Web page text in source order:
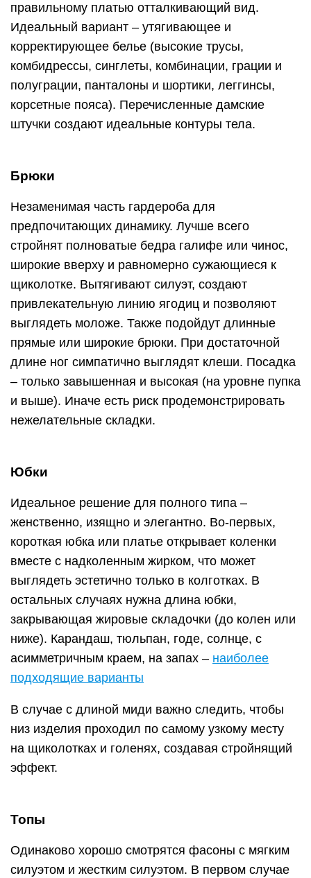
правильному платью отталкивающий вид.
Идеальный вариант – утягивающее и
корректирующее белье (высокие трусы,
комбидрессы, синглеты, комбинации, грации и
полуграции, панталоны и шортики, леггинсы,
корсетные пояса). Перечисленные дамские
штучки создают идеальные контуры тела.
Брюки
Незаменимая часть гардероба для
предпочитающих динамику. Лучше всего
стройнят полноватые бедра галифе или чинос,
широкие вверху и равномерно сужающиеся к
щиколотке. Вытягивают силуэт, создают
привлекательную линию ягодиц и позволяют
выглядеть моложе. Также подойдут длинные
прямые или широкие брюки. При достаточной
длине ног симпатично выглядят клеши. Посадка
– только завышенная и высокая (на уровне пупка
и выше). Иначе есть риск продемонстрировать
нежелательные складки.
Юбки
Идеальное решение для полного типа –
женственно, изящно и элегантно. Во-первых,
короткая юбка или платье открывает коленки
вместе с надколенным жирком, что может
выглядеть эстетично только в колготках. В
остальных случаях нужна длина юбки,
закрывающая жировые складочки (до колен или
ниже). Карандаш, тюльпан, годе, солнце, с
асимметричным краем, на запах – наиболее
подходящие варианты
В случае с длиной миди важно следить, чтобы
низ изделия проходил по самому узкому месту
на щиколотках и голенях, создавая стройнящий
эффект.
Топы
Одинаково хорошо смотрятся фасоны с мягким
силуэтом и жестким силуэтом. В первом случае